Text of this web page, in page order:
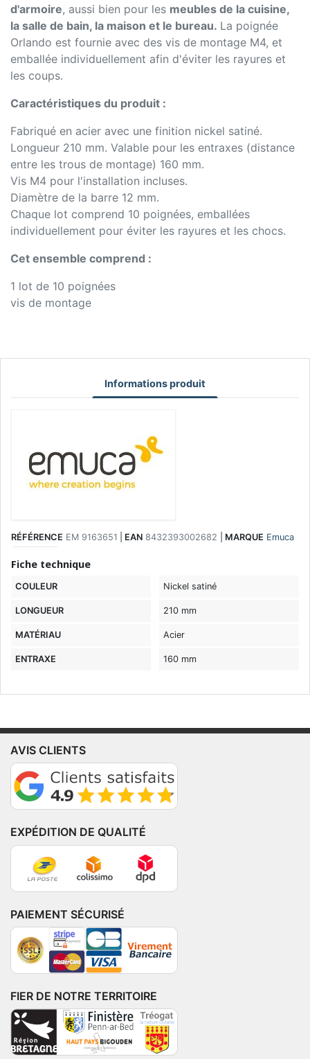
d'armoire, aussi bien pour les meubles de la cuisine,
la salle de bain, la maison et le bureau. La poignée
Orlando est fournie avec des vis de montage M4, et
emballée individuellement afin d'éviter les rayures et
les coups.
Caractéristiques du produit :
Fabriqué en acier avec une finition nickel satiné.
Longueur 210 mm. Valable pour les entraxes (distance
entre les trous de montage) 160 mm.
Vis M4 pour l'installation incluses.
Diamètre de la barre 12 mm.
Chaque lot comprend 10 poignées, emballées
individuellement pour éviter les rayures et les chocs.
Cet ensemble comprend :
1 lot de 10 poignées
vis de montage
Informations produit
RÉFÉRENCE EM 9163651 EAN 8432393002682 MARQUE Emuca
Fiche technique
COULEUR Nickel satiné
LONGUEUR 210 mm
MATÉRIAU Acier
ENTRAXE 160 mm
AVIS CLIENTS
EXPÉDITION DE QUALITÉ
PAIEMENT SÉCURISÉ
FIER DE NOTRE TERRITOIRE